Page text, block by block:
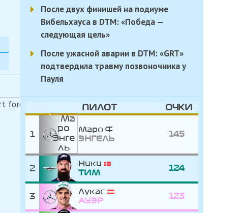
После двух финишей на подиуме
Вибельхауса в DTM: «Победа —
следующая цель»
После ужасной аварии в DTM: «GRT»
подтвердила травму позвоночника у
Пауля
ПИЛОТ ОЧКИ
1
Маро
ЭНГЕЛЬ
145
2
Ники
ТИМ
124
3
Лукас
АУЭР
123